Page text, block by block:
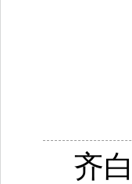
齐白